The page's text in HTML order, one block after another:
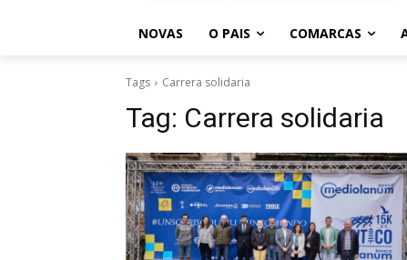
NOVAS O PAIS COMARCAS
Tags Carrera solidaria
Tag: Carrera solidaria